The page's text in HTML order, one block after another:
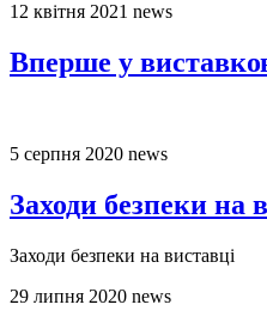
12 квітня 2021 news
Вперше у
5 серпня 2020 news
Заходи безпеки на
Заходи безпеки на виставці
29 липня 2020 news